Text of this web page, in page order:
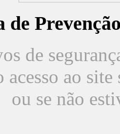
de
de
acesso ao
ou se não